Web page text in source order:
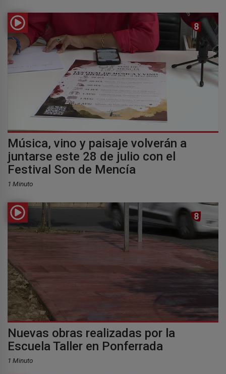
Música, vino y paisaje volverán a
juntarse este 28 de julio con el
Festival Son de Mencía
1 Minuto
Nuevas obras realizadas por la
Escuela Taller en Ponferrada
1 Minuto